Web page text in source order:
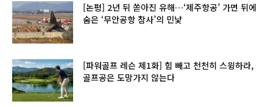
[논평] 2년 뒤 쏟아진 유해…‘제주항공’ 가면 뒤에
숨은 ‘무안공항 참사’의 민낯
[파워골프 레슨 제1화] 힘 빼고 천천히 스윙하라,
골프공은 도망가지 않는다